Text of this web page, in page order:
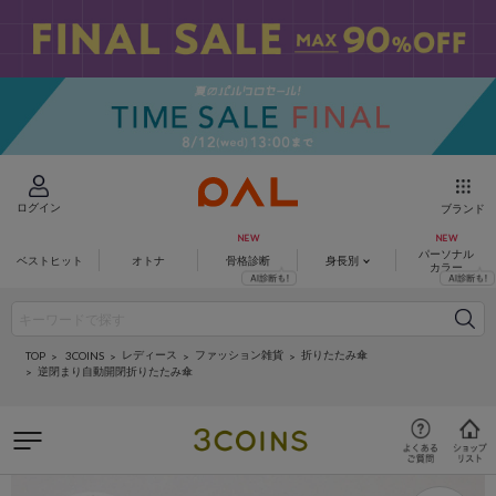
ログイン ブランド
ベストヒット オトナ 骨格診断 身長別
パーソナル
カラー
TOP 3COINS レディース ファッション雑貨
折りたたみ傘
逆閉まり自動開閉折りたたみ傘